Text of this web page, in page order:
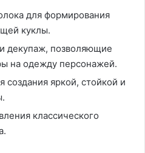
для формирования
куклы.
декупаж, позволяющие
на одежду персонажей.
создания яркой, стойкой и
классического